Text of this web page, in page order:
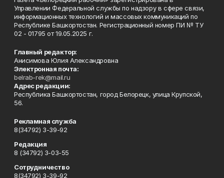
Управлении Федеральной службы по надзору в сфере связи,
информационных технологий и массовых коммуникаций по
Республике Башкортостан. Регистрационный номер ПИ № ТУ
02 - 01795 от 19.05.2025 г.
Главный редактор:
Анисимова Юлия Александровна
Электронная почта:
belrab-rek@mail.ru
Адрес редакции:
Республика Башкортостан, город Белорецк, улица Крупской,
56.
Рекламная служба
8(34792) 3-39-92
Редакция
8 (34792) 3-03-55
Сотрудничество
8(34792) 3-39-92